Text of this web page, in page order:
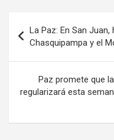
de
entradas
La Paz: En San
Chasquipampa y el
Paz promete que
regularizará esta